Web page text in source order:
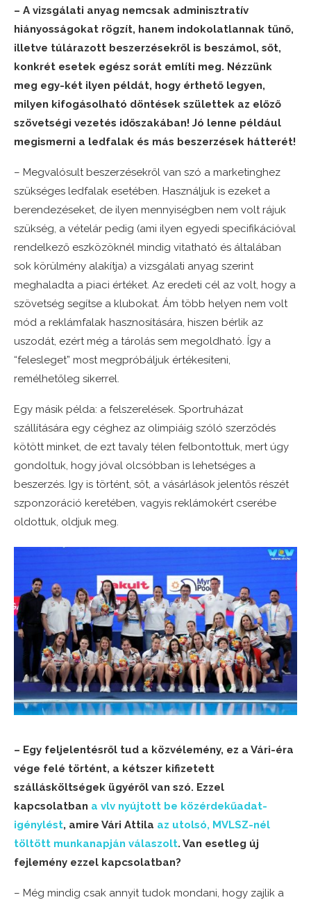
– A vizsgálati anyag nemcsak adminisztratív
hiányosságokat rögzít, hanem indokolatlannak tűnő,
illetve túlárazott beszerzésekről is beszámol, sőt,
konkrét esetek egész sorát említi meg. Nézzünk
meg egy-két ilyen példát, hogy érthető legyen,
milyen kifogásolható döntések születtek az előző
szövetségi vezetés időszakában! Jó lenne például
megismerni a ledfalak és más beszerzések hátterét!
– Megvalósult beszerzésekről van szó a marketinghez
szükséges ledfalak esetében. Használjuk is ezeket a
berendezéseket, de ilyen mennyiségben nem volt rájuk
szükség, a vételár pedig (ami ilyen egyedi specifikációval
rendelkező eszközöknél mindig vitatható és általában
sok körülmény alakítja) a vizsgálati anyag szerint
meghaladta a piaci értéket. Az eredeti cél az volt, hogy a
szövetség segítse a klubokat. Ám több helyen nem volt
mód a reklámfalak hasznosítására, hiszen bérlik az
uszodát, ezért még a tárolás sem megoldható. Így a
“felesleget” most megpróbáljuk értékesíteni,
remélhetőleg sikerrel.
Egy másik példa: a felszerelések. Sportruházat
szállítására egy céghez az olimpiáig szóló szerződés
kötött minket, de ezt tavaly télen felbontottuk, mert úgy
gondoltuk, hogy jóval olcsóbban is lehetséges a
beszerzés. Igy is történt, sőt, a vásárlások jelentős részét
szponzoráció keretében, vagyis reklámokért cserébe
oldottuk, oldjuk meg.
– Egy feljelentésről tud a közvélemény, ez a Vári-éra
vége felé történt, a kétszer kifizetett
szállásköltségek ügyéről van szó. Ezzel
kapcsolatban a vlv nyújtott be közérdekűadat-
igénylést, amire Vári Attila az utolsó, MVLSZ-nél
töltött munkanapján válaszolt. Van esetleg új
fejlemény ezzel kapcsolatban?
– Még mindig csak annyit tudok mondani, hogy zajlik a